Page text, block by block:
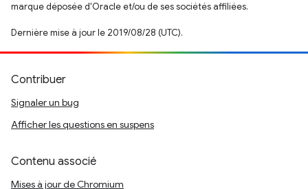
marque déposée d'Oracle et/ou de ses sociétés affiliées.
Dernière mise à jour le 2019/08/28 (UTC).
Contribuer
Signaler un bug
Afficher les questions en suspens
Contenu associé
Mises à jour de Chromium